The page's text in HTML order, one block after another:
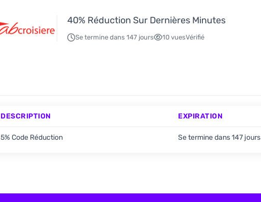
40% Réduction Sur Dernières Minutes
Se termine dans 147 jours 10 vuesVérifié
DESCRIPTION EXPIRATION
5% Code Réduction Se termine dans 147 jours